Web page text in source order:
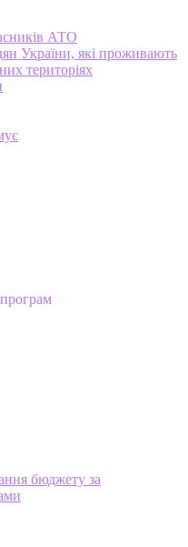
АТО
України, які проживають
територіях
бюджету за